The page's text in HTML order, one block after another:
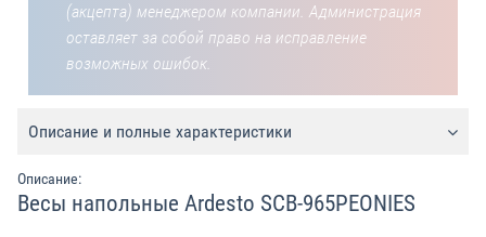
(акцепта) менеджером компании. Администрация
оставляет за собой право на исправление
возможных ошибок.
Описание и полные характеристики
Описание:
Весы напольные Ardesto SCB-965PEONIES